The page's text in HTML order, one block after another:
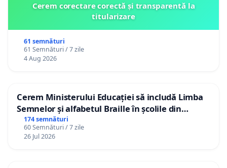
Cerem corectare corectă și transparentă la
titularizare
61 semnături
61 Semnături / 7 zile
4 Aug 2026
Cerem Ministerului Educației să includă Limba
Semnelor și alfabetul Braille în școlile din
Republica Moldova!
174 semnături
60 Semnături / 7 zile
26 Jul 2026